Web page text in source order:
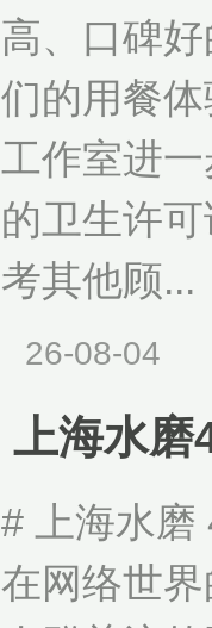
高、口碑
们的用餐
工作室进
的卫生许
考其他顾...
26-08-04
上海水磨
# 上海水磨
在网络世